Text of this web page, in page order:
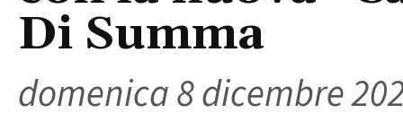
Di Summa
domenica 8 dicembre